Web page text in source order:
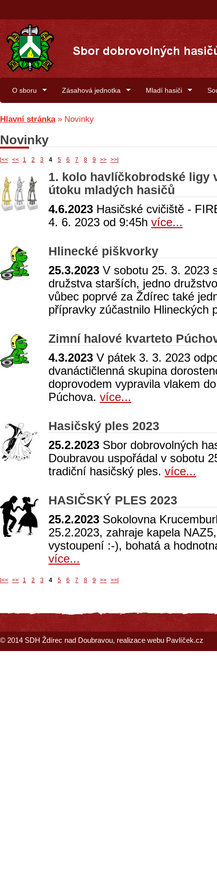
O sboru Zásahová jednotka Mladí hasiči
Hlavní stránka» Novinky
Novinky
|<< << 1 2 3 4 5 6 7 8 9 >> >>|
1. kolo havlíčkobrodské ligy
útoku mladých hasičů
4.6.2023 Hasičské cvičiště -
4. 6. 2023 od 9:45h více...
Hlinecké piškvorky
25.3.2023 V sobotu 25. 3. 2023
družstva starších, jedno
vůbec poprvé za Ždírec také
přípravky zúčastnilo Hlineckých
Zimní halové kvarteto
4.3.2023 V pátek 3. 3. 2023
dvanáctičlenná skupina
doprovodem vypravila vlakem
Púchova. více...
Hasičský ples 2023
25.2.2023 Sbor dobrovolných
Doubravou uspořádal v sobotu
tradiční hasičský ples. více...
HASIČSKÝ PLES 2023
25.2.2023 Sokolovna
25.2.2023, zahraje kapela
vystoupení :-), bohatá a
více...
|<< << 1 2 3 4 5 6 7 8 9 >> >>|
© 2014 SDH Ždírec nad Doubravou, realizace webu Pavlíček.cz